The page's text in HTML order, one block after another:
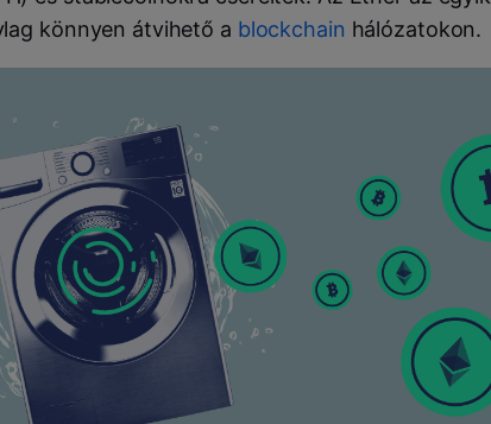
könnyen átvihető a blockchain hálózatokon.